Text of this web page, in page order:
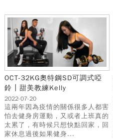
OCT-32KG奧特鋼SD可調式啞
鈴┃甜美教練Kelly
2022-07-20
這兩年因為疫情的關係很多人都害
怕去健身房運動，又或者上班真的
太累了，有時候只想快點回家，回
家休息過後如果健身...